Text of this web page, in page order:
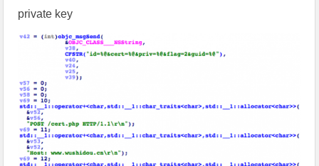
private key